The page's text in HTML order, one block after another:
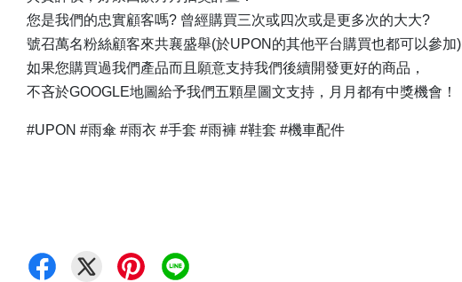
您是我們的忠實顧客嗎? 曾經購買三次或四次或是更多次的大大?
號召萬名粉絲顧客來共襄盛舉(於UPON的其他平台購買也都可以參加)
如果您購買過我們產品而且願意支持我們後續開發更好的商品，
不吝於GOOGLE地圖給予我們五顆星圖文支持，月月都有中獎機會！
#UPON #雨傘 #雨衣 #手套 #雨褲 #鞋套 #機車配件